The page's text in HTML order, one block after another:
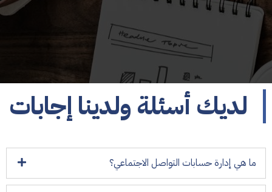
لديك أسئلة ولدينا إجابات
ما هي إدارة حسابات التواصل الاجتماعي؟